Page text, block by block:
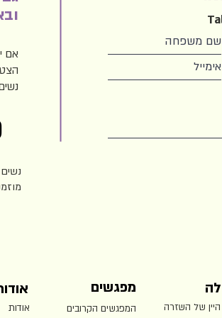
אם
אודות
מפגשים
המפגשים הקרובים
של השזרה